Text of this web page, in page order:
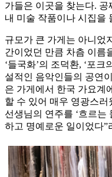
가들은 이곳을 찾는다. 공
내 미술 작품이나 시집을
규모가 큰 가게는 아니었
간이었던 만큼 차츰 이름
‘들국화’의 조덕환, ‘포크
설적인 음악인들의 공연
은 가게에서 한국 가요계
할 수 있어 매우 영광스
선생님의 연주를 ‘흐르는
하고 명예로운 일이었다”